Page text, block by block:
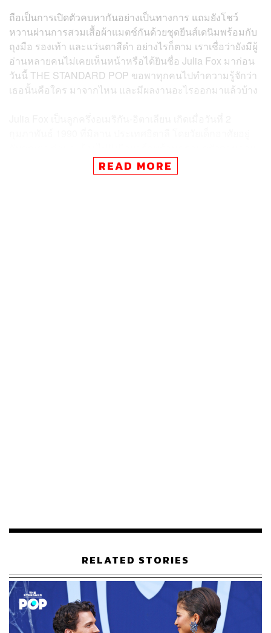
ถือเป็นการเปิดตัวคบหากันอย่างเป็นทางการ แถมยังโชว์
หวานผ่านการสวมเสื้อผ้าแมตช์กันด้วยชุดยีนส์เดนิมพร้อมกับ
ถุงมือ รองเท้า และแว่นตาสีดำ อย่างไรก็ตาม เราเชื่อว่ายังมีผู้
อ่านหลายคนไม่เคยเห็นหน้าหรือได้ยินชื่อ Julia Fox มาก่อน
วันนี้ THE STANDARD POP ขอพาทุกคนไปทำความรู้จักว่า
เธอนั้นคือใคร มาจากไหน และมีผลงานอะไรออกมาแล้วบ้าง
6 ขวบ เธอจบมัธยมจาก City-As-School High School และ
เคยทำงานมาหลายอาชีพทั้งเป็นพนักงานร้านขายรองเท้า,
ลูกชายวัยหนึ่งขวบร่วมกัน ทั้งนี้ นอกจากหลากหลายบทบาท
ที่เรากล่าวถึงข้างต้นแล้ว เธอยังทำแบรนด์เสื้อผ้าหรือสินค้า
ถักทอสำหรับผู้หญิงชื่อ Franziska Fox ร่วมกับเพื่อนสนิท
Briana Andalore ที่ประสบความสำเร็จขายดิบขายดีจนเซเล
บริตี้หลายคนซื้อไปใช้อีกด้วย
READ MORE
RELATED STORIES